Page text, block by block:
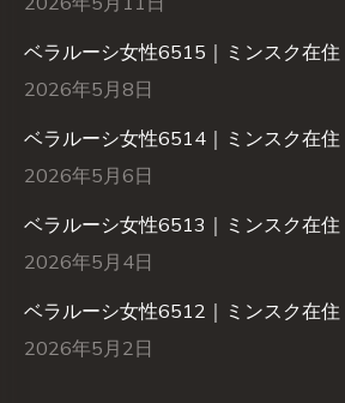
ベラルーシ女性6515｜ミンスク在
2026年5月8日
ベラルーシ女性6514｜ミンスク在
2026年5月6日
ベラルーシ女性6513｜ミンスク在
2026年5月4日
ベラルーシ女性6512｜ミンスク在
2026年5月2日